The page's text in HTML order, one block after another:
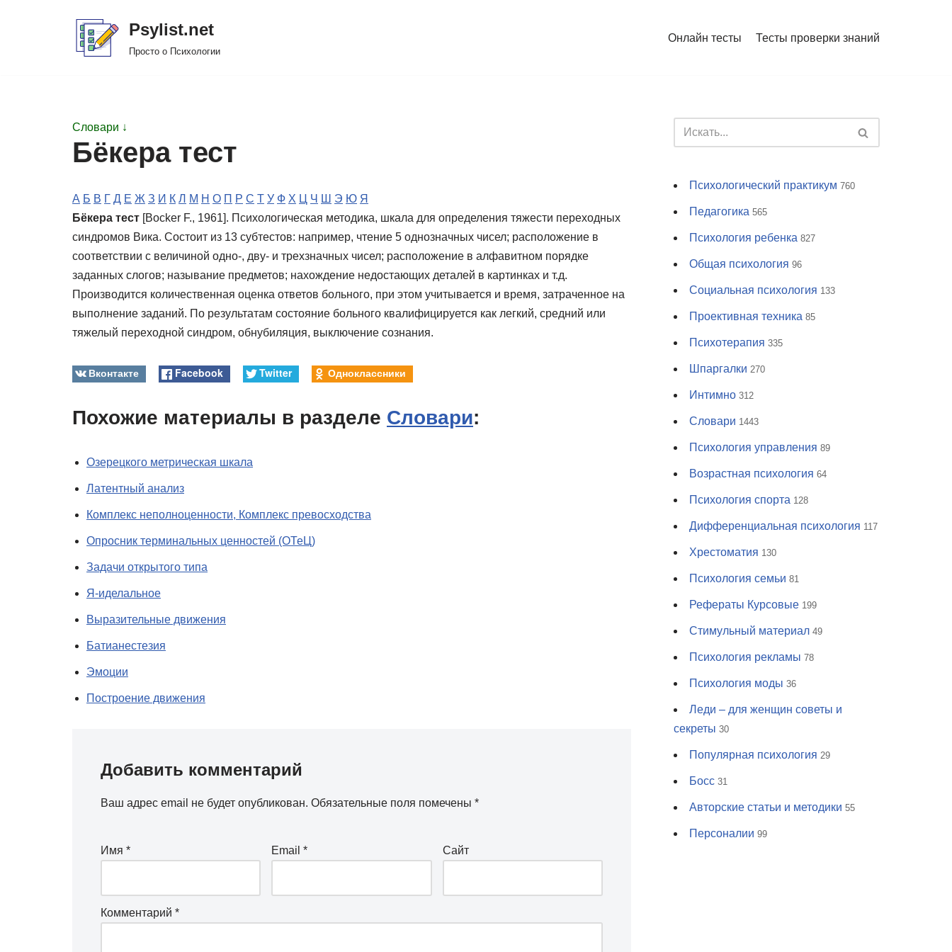
Psylist.net
Просто о Психологии
Онлайн тесты Тесты проверки знаний
Словари ↓
Бёкера тест
А Б В Г Д Е Ж З И К Л М Н О П Р С Т У Ф Х Ц Ч Ш Э Ю Я
Бёкера тест [Bocker F., 1961]. Психологическая методика, шкала для определения тяжести переходных
синдромов Вика. Состоит из 13 субтестов: например, чтение 5 однозначных чисел; расположение в
соответствии с величиной одно-, дву- и трехзначных чисел; расположение в алфавитном порядке
заданных слогов; называние предметов; нахождение недостающих деталей в картинках и т.д.
Производится количественная оценка ответов больного, при этом учитывается и время, затраченное на
выполнение заданий. По результатам состояние больного квалифицируется как легкий, средний или
тяжелый переходной синдром, обнубиляция, выключение сознания.
Вконтакте Facebook Twitter Одноклассники
Похожие материалы в разделе Словари:
Озерецкого метрическая шкала
Латентный анализ
Комплекс неполноценности, Комплекс превосходства
Опросник терминальных ценностей (ОТеЦ)
Задачи открытого типа
Я-иделальное
Выразительные движения
Батианестезия
Эмоции
Построение движения
Добавить комментарий
Ваш адрес email не будет опубликован. Обязательные поля помечены *
Имя * Email* Сайт
Комментарий *
Психологический практикум 760
Педагогика 565
Психология ребенка 827
Общая психология 96
Социальная психология 133
Проективная техника 85
Психотерапия 335
Шпаргалки 270
Интимно 312
Словари 1443
Психология управления 89
Возрастная психология 64
Психология спорта 128
Дифференциальная психология 117
Хрестоматия 130
Психология семьи 81
Рефераты Курсовые 199
Стимульный материал 49
Психология рекламы 78
Психология моды 36
Леди – для женщин советы и
секреты 30
Популярная психология 29
Босс 31
Авторские статьи и методики 55
Персоналии 99